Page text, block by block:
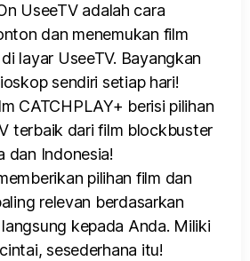
UseeTV adalah cara
dan menemukan film
layar UseeTV. Bayangkan
sendiri setiap hari!
CATCHPLAY+ berisi pilihan
terbaik dari film blockbuster
dan Indonesia!
pilihan film dan
relevan berdasarkan
kepada Anda. Miliki
sesederhana itu!